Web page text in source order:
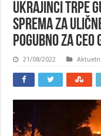
Ukrajinci trpe
sprema za
pogubno za ceo
21/08/2022